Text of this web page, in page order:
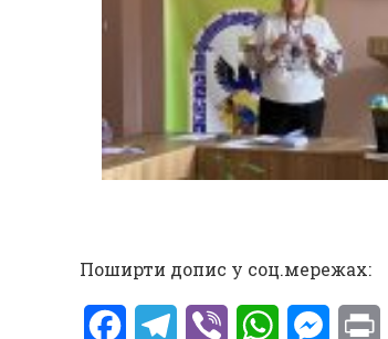
Поширти допис у соц.мережах:
FacebookTelegram
Viber WhatsApp